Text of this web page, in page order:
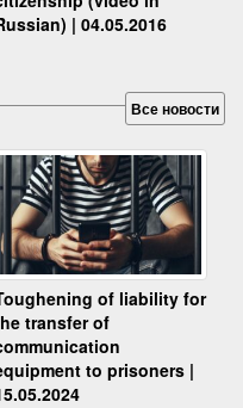
| 04.05.2016
Все новости
of liability for
transfer of
to prisoners |